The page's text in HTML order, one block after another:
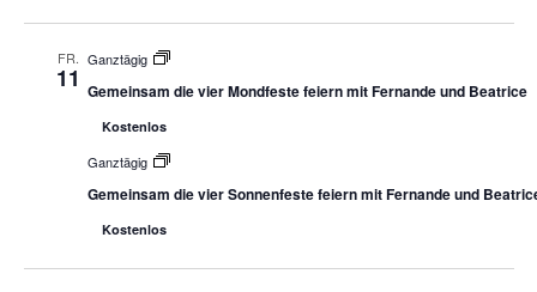
FR.
11
Ganztägig
Gemeinsam die vier Mondfeste feiern mit Fernande und Beatrice
Kostenlos
Ganztägig
Gemeinsam die vier Sonnenfeste feiern mit Fernande und
Kostenlos